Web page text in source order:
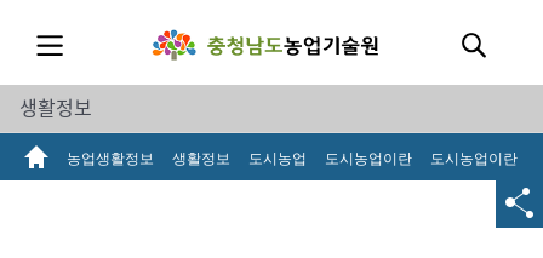
생활정보
농업생활정보 생활정보 도시농업 도시농업이란 도시농업이란